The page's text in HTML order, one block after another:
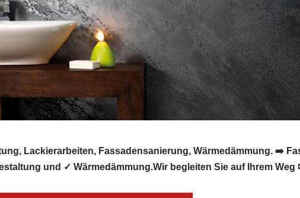
Lackierarbeiten, Fassadensanierung, Wärmedämmung. ➡️
und ✓ Wärmedämmung.Wir begleiten Sie auf Ihrem Weg